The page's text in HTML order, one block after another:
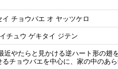
イ チョウバエ オ ヤッツケロ
チュウ ゲキタイ ジテン
近やたらと見かける逆ハート形の翅
るチョウバエを中心に、家の中のあ